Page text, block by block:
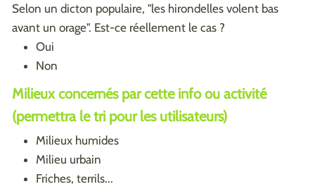
Selon un dicton populaire, "les hirondelles volent bas
avant un orage". Est-ce réellement le cas ?
Oui
Non
Milieux concernés par cette info ou activité
(permettra le tri pour les utilisateurs)
Milieux humides
Milieu urbain
Friches, terrils...